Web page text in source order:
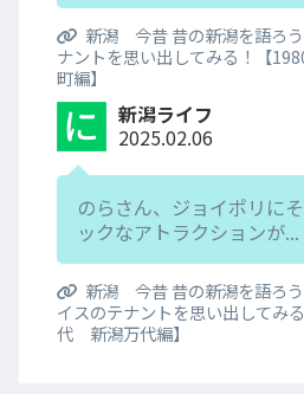
新潟 今昔 昔の新潟を語ろ
ナントを思い出してみる！【
町編】
新潟ライフ
2025.02.06
のらさん、ジョイポリに
ックなアトラクションが...
新潟 今昔 昔の新潟を語ろ
イスのテナントを思い出してみ
代 新潟万代編】